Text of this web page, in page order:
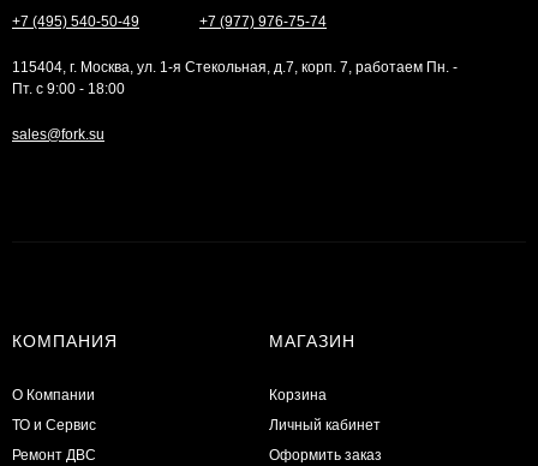
+7 (495) 540-50-49 +7 (977) 976-75-74
115404, г. Москва, ул. 1-я Стекольная, д.7, корп. 7, работаем Пн. -
Пт. с 9:00 - 18:00
sales@fork.su
КОМПАНИЯ
О Компании
ТО и Сервис
​Ремонт ДВС
МАГАЗИН
Корзина
Личный кабинет
Оформить заказ